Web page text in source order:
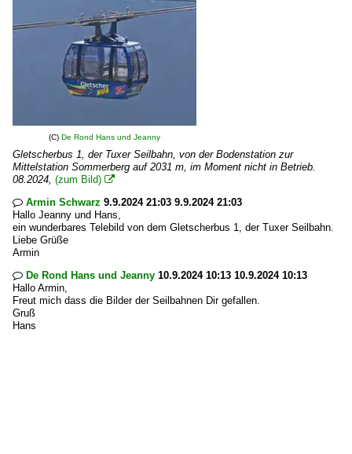
(C) De Rond Hans und Jeanny
Gletscherbus 1, der Tuxer Seilbahn, von der Bodenstation zur
Mittelstation Sommerberg auf 2031 m, im Moment nicht in Betrieb.
08.2024, (zum Bild) 
 Armin Schwarz 9.9.2024 21:03 9.9.2024 21:03
Hallo Jeanny und Hans,
ein wunderbares Telebild von dem Gletscherbus 1, der Tuxer Seilbahn.
Liebe Grüße
Armin
 De Rond Hans und Jeanny 10.9.2024 10:13 10.9.2024 10:13
Hallo Armin,
Freut mich dass die Bilder der Seilbahnen Dir gefallen.
Gruß
Hans